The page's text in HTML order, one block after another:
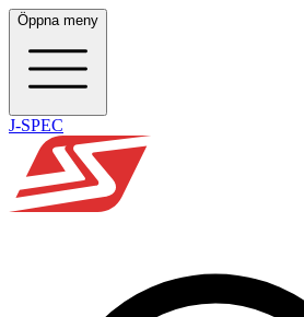
Öppna meny
J-SPEC